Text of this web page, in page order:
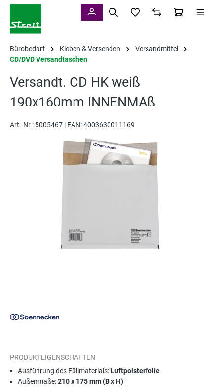
Bürobedarf Kleben & Versenden
Versandmittel
CD/DVD Versandtaschen
Versandt. CD HK weiß
190x160mm INNENMAß
Art.-Nr.: 5005467 | EAN: 4003630011169
Bildergalerie überspringen
PRODUKTEIGENSCHAFTEN
Ausführung des Füllmaterials:Luftpolsterfolie
Außenmaße:210 x 175 mm (B x H)